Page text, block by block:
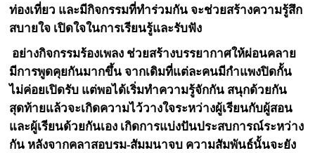
ท่องเที่ยว และมีกิจกรรมที่ทำร่วมกัน จะช่วยสร้างความรู้สึก
สบายใจ เปิดใจในการเรียนรู้และรับฟัง
อย่างกิจกรรมร้องเพลง ช่วยสร้างบรรยากาศให้ผ่อนคลาย
มีการพูดคุยกันมากขึ้น จากเดิมที่แต่ละคนมีกำแพงปิดกั้น
ไม่ค่อยเปิดรับ แต่พอได้เริ่มทำความรู้จักกัน สนุกด้วยกัน
สุดท้ายแล้วจะเกิดความไว้วางใจระหว่างผู้เรียนกับผู้สอน
และผู้เรียนด้วยกันเอง เกิดการแบ่งปันประสบการณ์ระหว่าง
กัน หลังจากคลาสอบรม-สัมมนาจบ ความสัมพันธ์นั้นจะยัง